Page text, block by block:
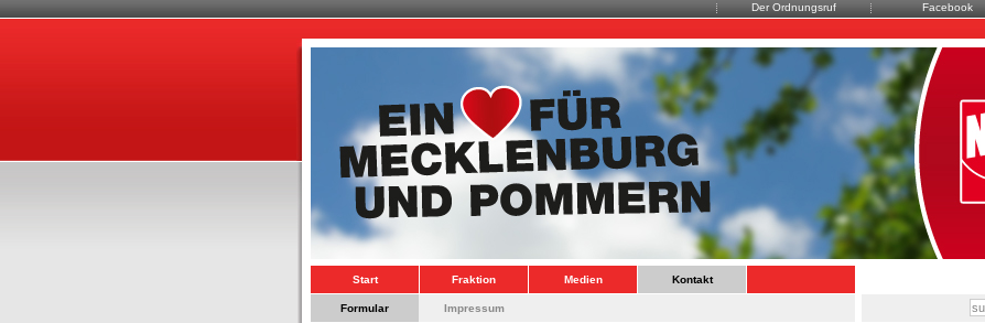
Facebook
Der Ordnungsruf
Start Fraktion Medien Kontakt
Formular Impressum